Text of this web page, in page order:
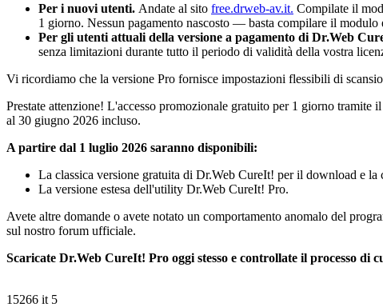
Per i nuovi utenti. Andate al sito free.drweb-av.it. Compilate il
1 giorno. Nessun pagamento nascosto — basta compilare il
Per gli utenti attuali della versione a pagamento di Dr.Web
senza limitazioni durante tutto il periodo di validità della vostra
Vi ricordiamo che la versione Pro fornisce impostazioni flessibili di
Prestate attenzione! L'accesso promozionale gratuito per 1 giorno tramite
al 30 giugno 2026 incluso.
A partire dal 1 luglio 2026 saranno disponibili:
La classica versione gratuita di Dr.Web CureIt! per il download e la
La versione estesa dell'utility Dr.Web CureIt! Pro.
Avete altre domande o avete notato un comportamento anomalo del
sul nostro forum ufficiale.
Scaricate Dr.Web CureIt! Pro oggi stesso e controllate il processo di
15266 it 5